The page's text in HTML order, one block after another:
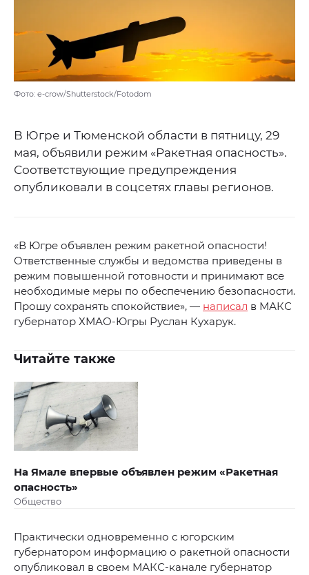
Фото: e-crow/Shutterstock/Fotodom
В Югре и Тюменской области в пятницу, 29
мая, объявили режим «Ракетная опасность».
Соответствующие предупреждения
опубликовали в соцсетях главы регионов.
«В Югре объявлен режим ракетной опасности!
Ответственные службы и ведомства приведены в
режим повышенной готовности и принимают все
необходимые меры по обеспечению безопасности.
Прошу сохранять спокойствие», — написал в МАКС
губернатор ХМАО-Югры Руслан Кухарук.
Читайте также
На Ямале впервые объявлен режим «Ракетная
опасность»
Общество
Практически одновременно с югорским
губернатором информацию о ракетной опасности
опубликовал в своем МАКС-канале губернатор